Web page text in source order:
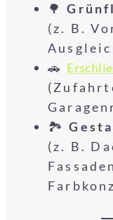
🌳
(z. B.
🚗
🏞️
(z. B.